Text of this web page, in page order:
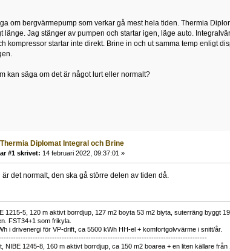
om bergvärmepump som verkar gå mest hela tiden. Thermia
länge. Jag stänger av pumpen och startar igen, läge auto.
kompressor startar inte direkt. Brine in och ut samma temp enligt
kan säga om det är något lurt eller normalt?
Diplomat Integral och Brine
#1 skrivet: 14 februari 2022, 09:37:01 »
är det normalt, den ska gå större delen av tiden då.
1215-5, 120 m aktivt borrdjup, 127 m2 boyta 53 m2 biyta, suterräng byggt
FST34+1 som frikyla.
i drivenergi för VP-drift, ca 5500 kWh HH-el + komfortgolvvärme i snitt/år.
NIBE 1245-8, 160 m aktivt borrdjup, ca 150 m2 boarea + en liten källare från